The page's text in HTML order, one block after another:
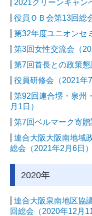
2021クリーンキャン
役員ＯＢ会第13回総
第32年度ユニオンセ
第3回女性交流会（
第7回首長との政策懇
役員研修会（2021年7
第92回連合堺・泉州
月1日）
第7回ベルマーク寄贈
連合大阪大阪南地域
総会（2021年2月6日）
2020年
連合大阪泉南地区協
回総会（2020年12月